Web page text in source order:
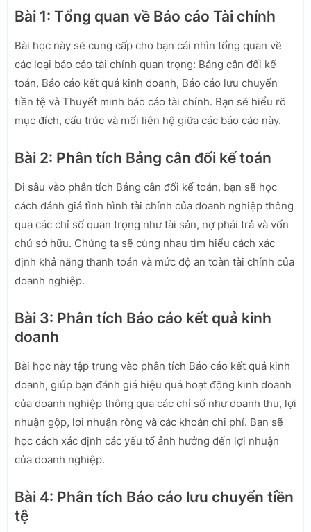
Bài 1: Tổng quan về Báo cáo Tài chính
Bài học này sẽ cung cấp cho bạn cái nhìn tổng quan về
các loại báo cáo tài chính quan trọng: Bảng cân đối kế
toán, Báo cáo kết quả kinh doanh, Báo cáo lưu chuyển
tiền tệ và Thuyết minh báo cáo tài chính. Bạn sẽ hiểu rõ
mục đích, cấu trúc và mối liên hệ giữa các báo cáo này.
Bài 2: Phân tích Bảng cân đối kế toán
Đi sâu vào phân tích Bảng cân đối kế toán, bạn sẽ học
cách đánh giá tình hình tài chính của doanh nghiệp thông
qua các chỉ số quan trọng như tài sản, nợ phải trả và vốn
chủ sở hữu. Chúng ta sẽ cùng nhau tìm hiểu cách xác
định khả năng thanh toán và mức độ an toàn tài chính của
doanh nghiệp.
Bài 3: Phân tích Báo cáo kết quả kinh
doanh
Bài học này tập trung vào phân tích Báo cáo kết quả kinh
doanh, giúp bạn đánh giá hiệu quả hoạt động kinh doanh
của doanh nghiệp thông qua các chỉ số như doanh thu, lợi
nhuận gộp, lợi nhuận ròng và các khoản chi phí. Bạn sẽ
học cách xác định các yếu tố ảnh hưởng đến lợi nhuận
của doanh nghiệp.
Bài 4: Phân tích Báo cáo lưu chuyển tiền
tệ